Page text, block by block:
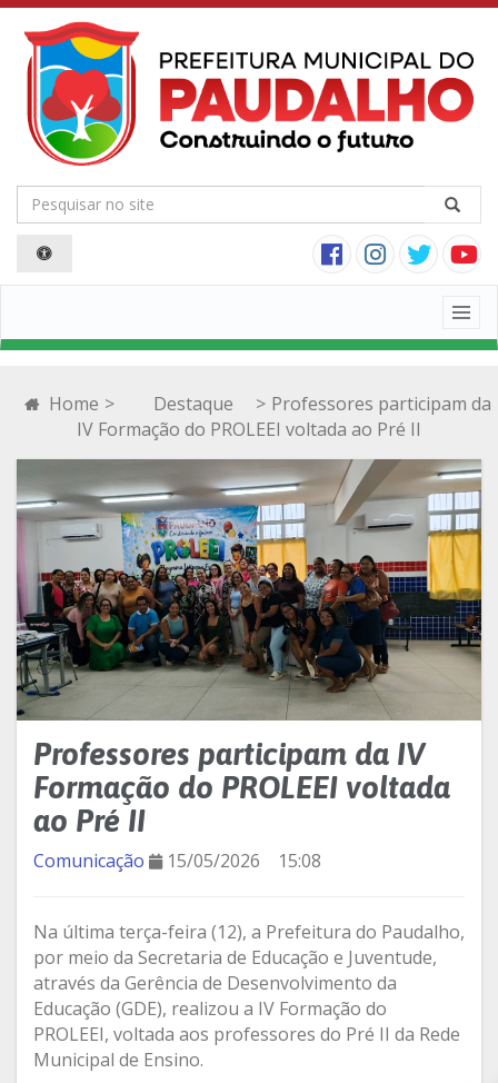
Home > Destaque > Professores participam da
IV Formação do PROLEEI voltada ao Pré II
Professores participam da IV
Formação do PROLEEI voltada
ao Pré II
Comunicação 15/05/2026 15:08
Na última terça-feira (12), a Prefeitura do Paudalho,
por meio da Secretaria de Educação e Juventude,
através da Gerência de Desenvolvimento da
Educação (GDE), realizou a IV Formação do
PROLEEI, voltada aos professores do Pré II da Rede
Municipal de Ensino.